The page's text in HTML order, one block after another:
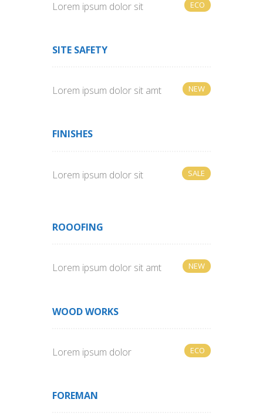
Lorem ipsum dolor sit ECO
SITE SAFETY
Lorem ipsum dolor sit amt NEW
FINISHES
Lorem ipsum dolor sit SALE
ROOOFING
Lorem ipsum dolor sit amt NEW
WOOD WORKS
Lorem ipsum dolor ECO
FOREMAN